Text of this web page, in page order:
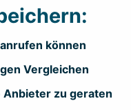
können
Vergleichen
Anbieter zu geraten